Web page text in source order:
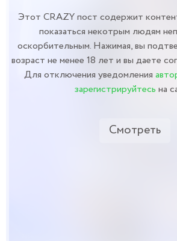
Этот CRAZY пост содержит
показаться некотрым людям
оскорбительным. Нажимая, вы
возраст не менее 18 лет и вы даете
Для отключения уведомления
зарегистрируйтесь на
Смотреть